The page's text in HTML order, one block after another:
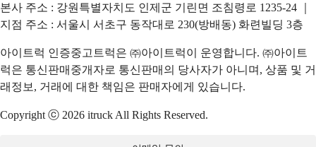
본사 주소 : 강원특별자치도 인제군 기린면 조침령로 1235-24 ｜
지점 주소 : 서울시 서초구 동작대로 230(방배동) 화련빌딩 3층
아이트럭 인증중고트럭은 ㈜아이트럭이 운영합니다. ㈜아이트
럭은 통신판매중개자로 통신판매의 당사자가 아니며, 상품 및 거
래정보, 거래에 대한 책임은 판매자에게 있습니다.
Copyright ⓒ 2026 itruck All Rights Reserved.